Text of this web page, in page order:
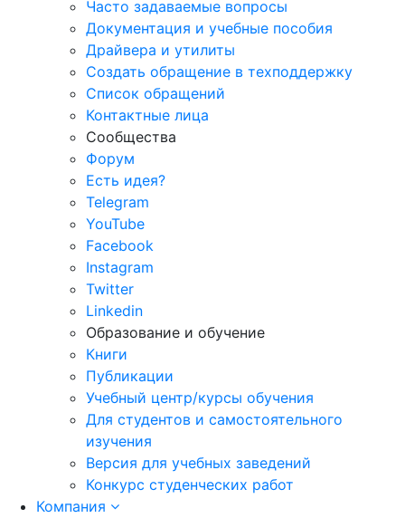
Часто задаваемые вопросы
Документация и учебные пособия
Драйвера и утилиты
Создать обращение в техподдержку
Список обращений
Контактные лица
Сообщества
Форум
Есть идея?
Telegram
YouTube
Facebook
Instagram
Twitter
Linkedin
Образование и обучение
Книги
Публикации
Учебный центр/курсы обучения
Для студентов и самостоятельного
изучения
Версия для учебных заведений
Конкурс студенческих работ
Компания